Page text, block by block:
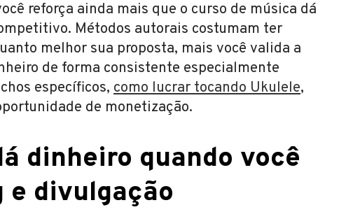
reforça ainda mais que o curso de música dá
Métodos autorais costumam ter
melhor sua proposta, mais você valida a
de forma consistente especialmente
específicos, como lucrar tocando Ukulele,
de monetização.
dinheiro quando você
e divulgação